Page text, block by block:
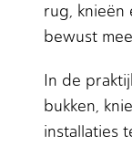
rug, knieën
bewust
In de
bukken,
installaties